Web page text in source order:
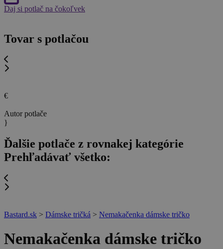
Daj si potlač na čokoľvek
Tovar s potlačou
€
Autor potlače
}
Ďalšie potlače z rovnakej kategórie
Prehľadávať všetko:
Bastard.sk > Dámske tričká > Nemakačenka dámske tričko
Nemakačenka dámske tričko